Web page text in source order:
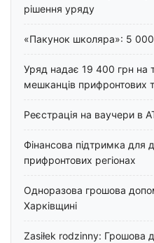
рішення уряду
«Пакунок школяра»: 5
Уряд надає 19 400 грн на
мешканців прифронтових
Реєстрація на ваучери в
Фінансова підтримка для
прифронтових регіонах
Одноразова грошова
Харківщині
Zasiłek rodzinny: Грошова